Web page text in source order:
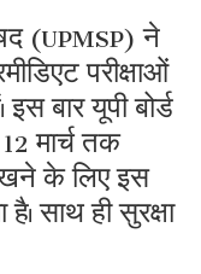
(UPMSP) ने
परीक्षाओं
बार यूपी बोर्ड
मार्च तक
के लिए इस
साथ ही सुरक्षा